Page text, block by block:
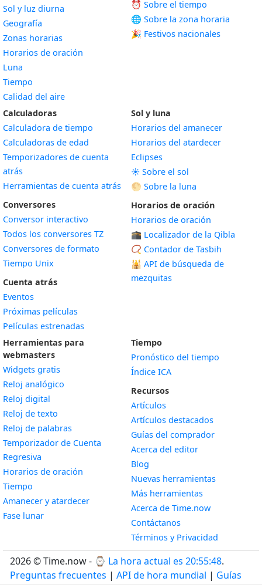
Sol y luz diurna
Geografía
Zonas horarias
Horarios de oración
Luna
Tiempo
Calidad del aire
⏰ Sobre el tiempo
🌐 Sobre la zona horaria
🎉 Festivos nacionales
Calculadoras
Calculadora de tiempo
Calculadoras de edad
Temporizadores de cuenta
atrás
Herramientas de cuenta atrás
Conversores
Conversor interactivo
Todos los conversores TZ
Conversores de formato
Tiempo Unix
Cuenta atrás
Eventos
Próximas películas
Películas estrenadas
Sol y luna
Horarios del amanecer
Horarios del atardecer
Eclipses
☀️ Sobre el sol
🌕 Sobre la luna
Horarios de oración
Horarios de oración
🕋 Localizador de la Qibla
📿 Contador de Tasbih
🕌 API de búsqueda de
mezquitas
Herramientas para
webmasters
Widgets gratis
Reloj analógico
Reloj digital
Reloj de texto
Reloj de palabras
Temporizador de Cuenta
Regresiva
Horarios de oración
Tiempo
Amanecer y atardecerWidget
Fase lunarWidget
Tiempo
Pronóstico del tiempo
Índice ICA
Recursos
Artículos
Artículos destacados
Guías del comprador
Acerca del editor
Blog
Nuevas herramientas
Más herramientas
Acerca de Time.now
Contáctanos
Términos y Privacidad
2026 © Time.now - ⌚ La hora actual es 20:55:49.
Preguntas frecuentes | API de hora mundial | Guías